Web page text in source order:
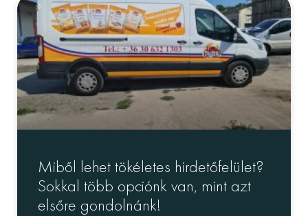
Miből lehet tökéletes hirdetőfelület?
Sokkal több opciónk van, mint azt
elsőre gondolnánk!